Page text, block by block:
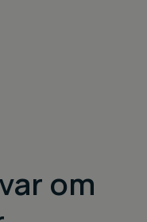
om